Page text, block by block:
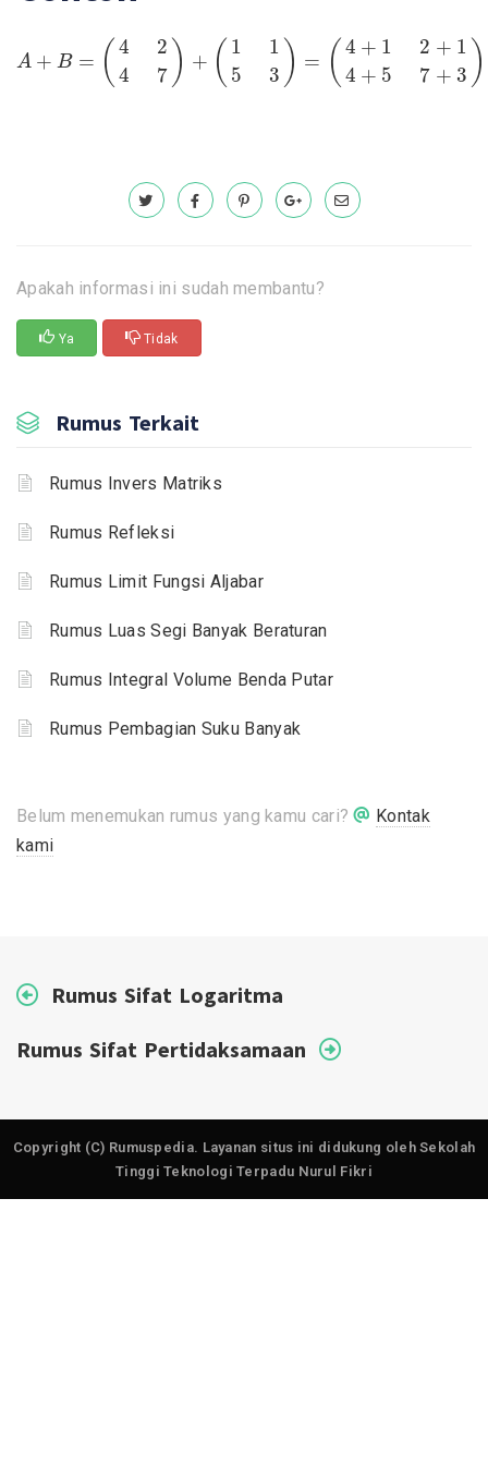
A + B = ( 4
2
4
7 ) + ( 1
1
5
3 ) = ( 4 + 1 2 + 1
4 + 5 7 + 3 )
2 4 7) 4+1 14 + 5
Apakah informasi ini sudah membantu?
Ya Tidak
Rumus Terkait
Rumus Invers Matriks
Rumus Refleksi
Rumus Limit Fungsi Aljabar
Rumus Luas Segi Banyak Beraturan
Rumus Integral Volume Benda Putar
Rumus Pembagian Suku Banyak
Belum menemukan rumus yang kamu cari?
Kontak
kami
Rumus Sifat Logaritma
Rumus Sifat Pertidaksamaan
Copyright (C) Rumuspedia. Layanan situs ini didukung oleh Sekolah
Tinggi Teknologi Terpadu Nurul Fikri